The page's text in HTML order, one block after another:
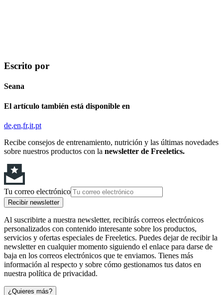
Escrito por
Seana
El artículo también está disponible en
de en fr it pt
Recibe consejos de entrenamiento, nutrición y las últimas novedades
sobre nuestros productos con la newsletter de Freeletics.
Tu correo electrónico
Recibir newsletter
Al suscribirte a nuestra newsletter, recibirás correos electrónicos
personalizados con contenido interesante sobre los productos,
servicios y ofertas especiales de Freeletics. Puedes dejar de recibir la
newsletter en cualquier momento siguiendo el enlace para darse de
baja en los correos electrónicos que te enviamos. Tienes más
información al respecto y sobre cómo gestionamos tus datos en
nuestra política de privacidad.
¿Quieres más?